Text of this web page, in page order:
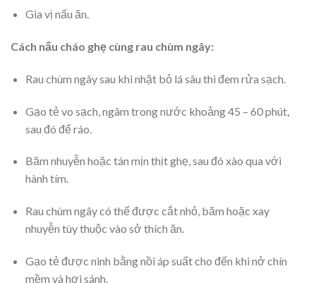
Gia vị nấu ăn.
Cách nấu cháo ghẹ cùng rau chùm ngây:
Rau chùm ngây sau khi nhặt bỏ lá sâu thì đem rửa sạch.
Gạo tẻ vo sạch, ngâm trong nước khoảng 45 – 60 phút,
sau đó để ráo.
Băm nhuyễn hoặc tán mịn thịt ghẹ, sau đó xào qua với
hành tím.
Rau chùm ngây có thể được cắt nhỏ, băm hoặc xay
nhuyễn tùy thuộc vào sở thích ăn.
Gạo tẻ được ninh bằng nồi áp suất cho đến khi nở chín
mềm và hơi sánh.